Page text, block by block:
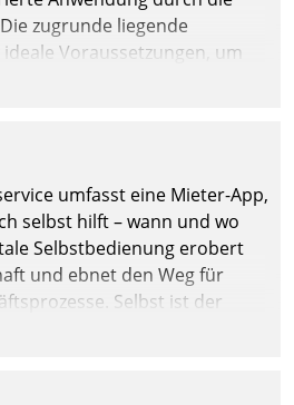
zugrunde liegende
Voraussetzungen, um
zu erweitern und weitere
umfasst eine Mieter-App,
selbst hilft – wann und wo
Selbstbedienung erobert
und ebnet den Weg für
Selbst ist der